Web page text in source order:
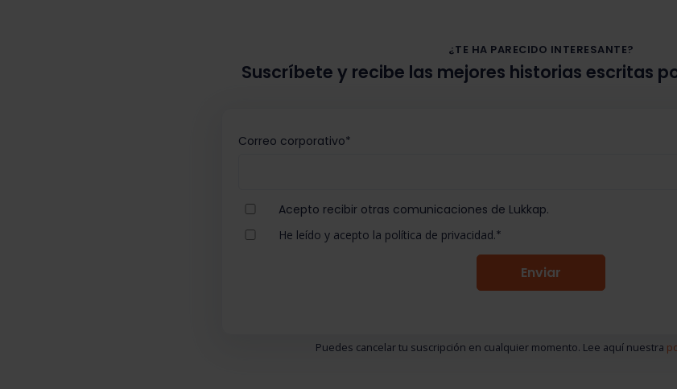
¿TE HA PARECIDO INTERESANTE?
Suscríbete y recibe las mejores historias escritas
Correo corporativo*
Acepto recibir otras comunicaciones de Lukkap.
He leído y acepto la política de privacidad.*
Puedes cancelar tu suscripción en cualquier momento. Lee aquí nuestra